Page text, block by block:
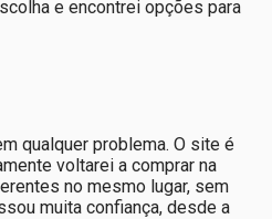
e encontrei opções para
qualquer problema. O site é
voltarei a comprar na
no mesmo lugar, sem
muita confiança, desde a